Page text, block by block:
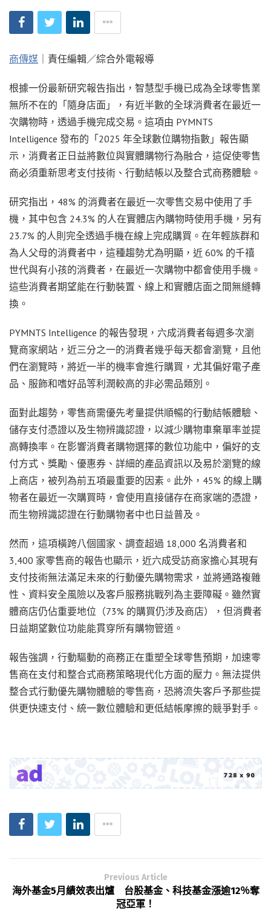
商傳媒 ｜責任編輯／綜合外電報導
根據一份最新研究報告指出，智慧型手機已成為全球零售業
無所不在的「隨身店面」，有近半數的全球消費者在最近一
次購物時，透過手機完成交易。這項由 PYMNTS
Intelligence 發布的「2025 年全球數位購物指數」報告顯
示，消費者正日益將數位與實體購物行為融合，這促使零售
商必須重新思考支付技術、行動結帳以及整合式商務體驗。
研究指出，48% 的消費者在最近一次零售交易中使用了手
機，其中包含 24.3% 的人在實體店內購物時使用手機，另有
23.7% 的人則完全透過手機在線上完成購買。在年輕族群和
為人父母的消費者中，這種趨勢尤為明顯，近 60% 的千禧
世代與有小孩的消費者，在最近一次購物中都會使用手機。
這些消費者期望能在行動裝置、線上和實體店面之間無縫轉
換。
PYMNTS Intelligence 的報告發現，六成消費者每週多次瀏
覽商家網站，近三分之一的消費者幾乎每天都會瀏覽，且他
們在瀏覽時，將近一半的機率會進行購買，尤其偏好電子產
品、服飾和嗜好品等利潤較高的非必需品類別。
面對此趨勢，零售商需優先考量提供順暢的行動結帳體驗、
儲存支付憑證以及生物辨識認證，以減少購物車棄單率並提
高轉換率。在影響消費者購物選擇的數位功能中，偏好的支
付方式、獎勵、優惠券、詳細的產品資訊以及易於瀏覽的線
上商店，被列為前五項最重要的因素。此外，45% 的線上購
物者在最近一次購買時，會使用直接儲存在商家端的憑證，
而生物辨識認證在行動購物者中也日益普及。
然而，這項橫跨八個國家、調查超過 18,000 名消費者和
3,400 家零售商的報告也顯示，近六成受訪商家擔心其現有
支付技術無法滿足未來的行動優先購物需求，並將通路複雜
性、資料安全風險以及客戶服務挑戰列為主要障礙。雖然實
體商店仍佔重要地位（73% 的購買仍涉及商店），但消費者
日益期望數位功能能貫穿所有購物管道。
報告強調，行動驅動的商務正在重塑全球零售預期，加速零
售商在支付和整合式商務策略現代化方面的壓力。無法提供
整合式行動優先購物體驗的零售商，恐將流失客戶予那些提
供更快速支付、統一數位體驗和更低結帳摩擦的競爭對手。
Previous Article
海外基金5月績效表出爐 台股基金、科技基金漲逾12％奪
冠亞軍！